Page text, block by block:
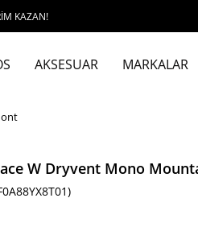
AKSESUAR MARKALAR
W Dryvent Mono